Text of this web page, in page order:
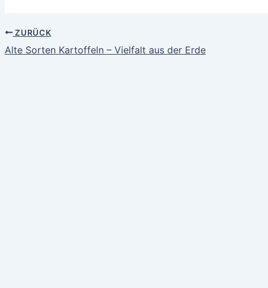
ZURÜCK
Alte Sorten Kartoffeln – Vielfalt aus der Erde